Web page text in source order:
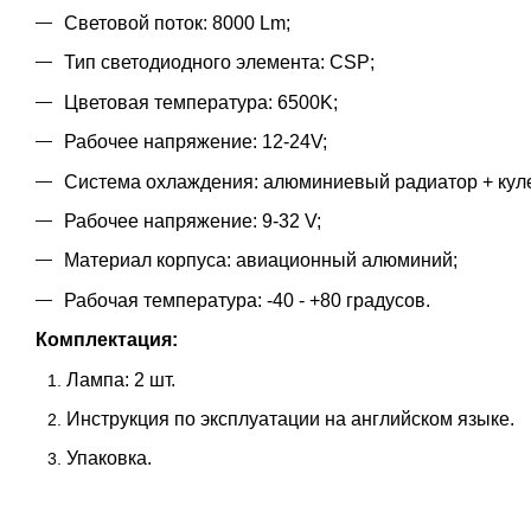
Световой поток: 8000 Lm;
Тип светодиодного элемента: CSP;
Цветовая температура: 6500K;
Рабочее напряжение: 12-24V;
Система охлаждения: алюминиевый радиатор +
Рабочее напряжение: 9-32 V;
Материал корпуса: авиационный алюминий;
Рабочая температура: -40 - +80 градусов.
Комплектация:
Лампа: 2 шт.
Инструкция по эксплуатации на английском языке.
Упаковка.